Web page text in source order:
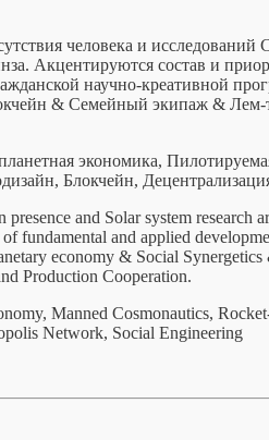
человека и исследований
Акцентируются состав и
научно-креативной
& Семейный экипаж &
экономика,
Блокчейн,
and Solar system research
fundamental and applied
economy & Social
Production Cooperation.
Manned Cosmonautics,
Network, Social Engineering